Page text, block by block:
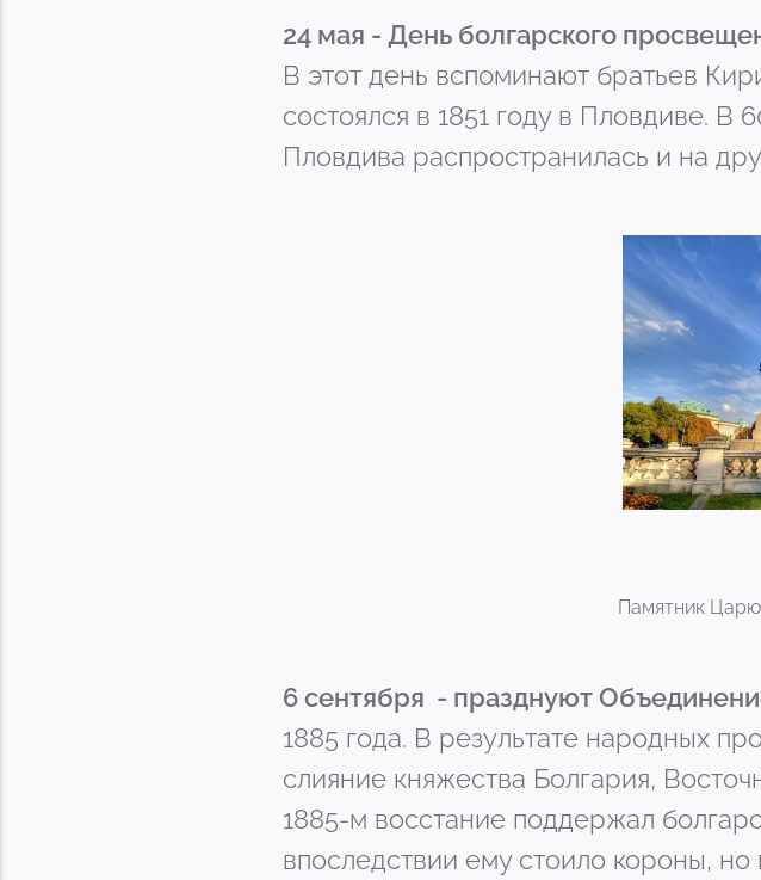
24 мая - День болгарского
В этот день вспоминают братьев
состоялся в 1851 году в Пловдиве. В
Пловдива распространилась и на
Памятник
6 сентября - празднуют
1885 года. В результате народных
слияние княжества Болгария,
1885-м восстание поддержал
впоследствии ему стоило короны,